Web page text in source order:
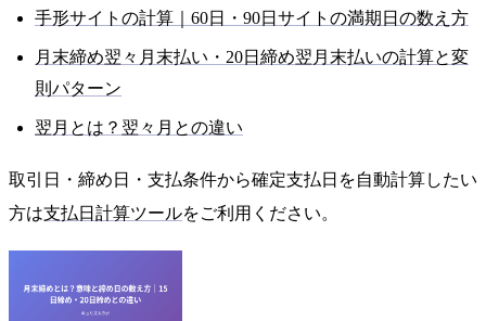
手形サイトの計算｜60日・90日サイトの満期日の数え方
月末締め翌々月末払い・20日締め翌月末払いの計算と変
則パターン
翌月とは？翌々月との違い
取引日・締め日・支払条件から確定支払日を自動計算したい
方は支払日計算ツールをご利用ください。